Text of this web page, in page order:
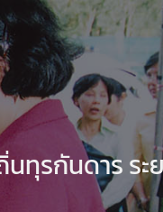
ทุรกันดาร ระ